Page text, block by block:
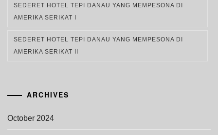
SEDERET HOTEL TEPI DANAU YANG MEMPESONA DI
AMERIKA SERIKAT I
SEDERET HOTEL TEPI DANAU YANG MEMPESONA DI
AMERIKA SERIKAT II
ARCHIVES
October 2024